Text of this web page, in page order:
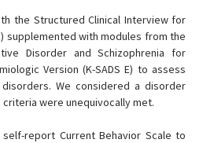
the Structured Clinical Interview for
supplemented with modules from the
Disorder and Schizophrenia for
Version (K-SADS E) to assess
We considered a disorder
were unequivocally met.
report Current Behavior Scale to